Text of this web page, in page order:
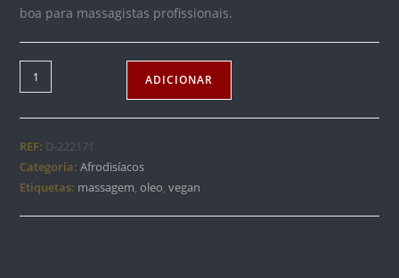
boa para massagistas profissionais.
Quantidade
de
SWEDE
APHRODISIAC
MASSAGE
ADICIONAR
REF: D-222171
Categoria:Afrodisíacos
Etiquetas: massagem,oleo,vegan